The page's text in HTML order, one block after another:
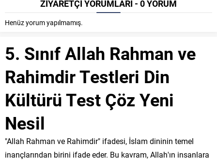
ZİYARETÇİ YORUMLARI - 0 YORUM
Henüz yorum yapılmamış.
5. Sınıf Allah Rahman ve
Rahimdir Testleri Din
Kültürü Test Çöz Yeni
Nesil
"Allah Rahman ve Rahimdir" ifadesi, İslam dininin temel
inançlarından birini ifade eder. Bu kavram, Allah'ın insanlara